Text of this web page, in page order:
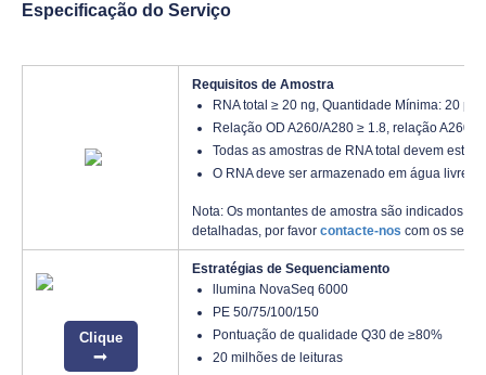
Especificação do Serviço
Requisitos de Amostra
RNA total ≥ 20 ng, Quantidade Mínima: 20
Relação OD A260/A280 ≥ 1.8, relação A260/
Todas as amostras de RNA total devem estar
O RNA deve ser armazenado em água livre
Nota: Os montantes de amostra são indicados
detalhadas, por favor contacte-nos com os seus
Clique
Estratégias de Sequenciamento
llumina NovaSeq 6000
PE 50/75/100/150
Pontuação de qualidade Q30 de ≥80%
20 milhões de leituras